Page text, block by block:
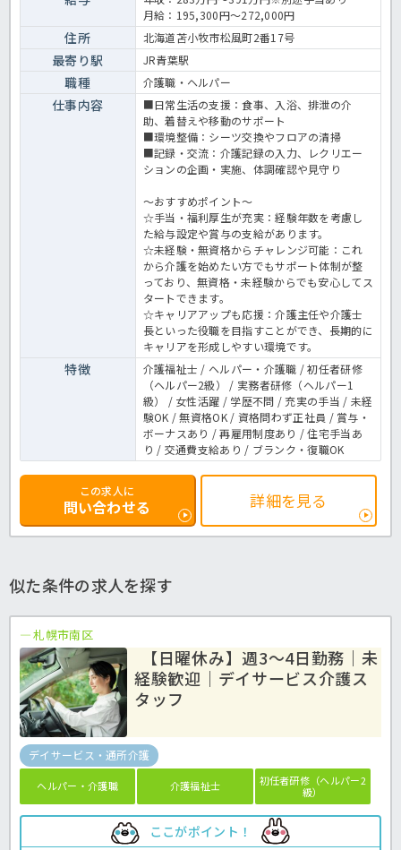
から始めたいとお考えの方も歓迎中ですので、まずはにほっ介護まで
お問合せください！特養での介護業務全般です。 ＜介護職 正職員
特別養護老人ホームの求人＞
月給：195,300円～272,000円
住所 北海道苫小牧市松風町2番17号
最寄り駅 JR青葉駅
職種 介護職・ヘルパー
仕事内容
■日常生活の支援：食事、入浴、排泄の介
助、着替えや移動のサポート
■環境整備：シーツ交換やフロアの清掃
■記録・交流：介護記録の入力、レクリエー
ションの企画・実施、体調確認や見守り
～おすすめポイント～
☆手当・福利厚生が充実：経験年数を考慮し
た給与設定や賞与の支給があります。
☆未経験・無資格からチャレンジ可能：これ
から介護を始めたい方でもサポート体制が整
っており、無資格・未経験からでも安心してス
タートできます。
☆キャリアアップも応援：介護主任や介護士
長といった役職を目指すことができ、長期的に
キャリアを形成しやすい環境です。
特徴
介護福祉士 / ヘルパー・介護職 / 初任者研修
（ヘルパー2級） / 実務者研修（ヘルパー1
級） / 女性活躍 / 学歴不問 / 充実の手当 / 未経
験OK / 無資格OK / 資格問わず正社員 / 賞与・
ボーナスあり / 再雇用制度あり / 住宅手当あ
り / 交通費支給あり / ブランク・復職OK
この求人に
問い合わせる 詳細を見る
似た条件の求人を探す
札幌市南区
【日曜休み】週3～4日勤務｜未
経験歓迎｜デイサービス介護ス
タッフ
デイサービス・通所介護
ヘルパー・介護職 介護福祉士
初任者研修（ヘルパー2
級）
ここがポイント！